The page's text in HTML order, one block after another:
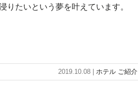
たいという夢を叶えています。
2019.10.08 | ホテル ご紹介